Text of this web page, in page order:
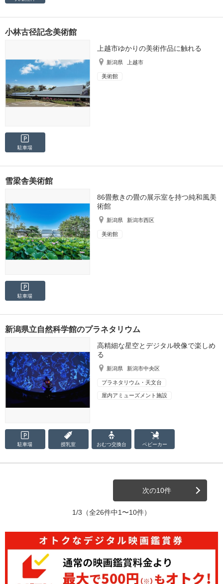
小林古径記念美術館
上越市ゆかりの美術作品に触れる
新潟県 上越市
美術館
駐車場
雪梁舎美術館
86畳敷きの畳の展示室を持つ純和風美
術館
新潟県 新潟市西区
美術館
駐車場
新潟県立自然科学館のプラネタリウム
高精細な星空とデジタル映像で楽しめ
る
新潟県 新潟市中央区
プラネタリウム・天文台
屋内アミューズメント施設
駐車場 授乳室 おむつ交換台 ベビーカー
次の10件
1/3 （全26件中1〜10件）